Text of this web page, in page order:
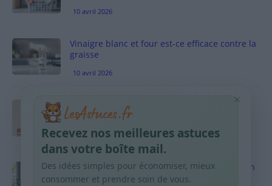
10 avril 2026
Vinaigre blanc et four est-ce efficace contre la
graisse
10 avril 2026
Taches pigmentaires : routine simple +
habitudes qui aident
9 avril 2026
Produits ménagers : comment économiser en
courses sans acheter 10 sprays
×
Recevez nos meilleures astuces
dans votre boîte mail.
Des idées simples pour économiser, mieux
consommer et prendre soin de vous.